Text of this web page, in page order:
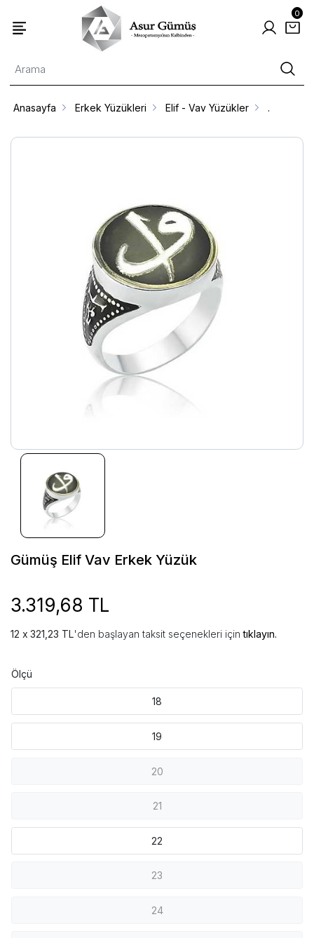
0
Anasayfa Erkek Yüzükleri Elif - Vav Yüzükler .
Gümüş Elif Vav Erkek Yüzük
3.319,68 TL
321,23 TL'den başlayan taksit seçenekleri içintıklayın.
Ölçü
18
19
20
21
22
23
24